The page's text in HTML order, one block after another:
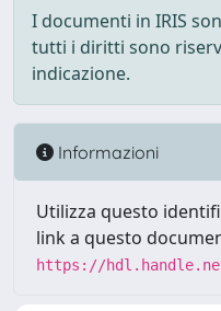
I documenti in IRIS
tutti i diritti sono
indicazione.
Informazioni
Utilizza questo
link a questo
https://